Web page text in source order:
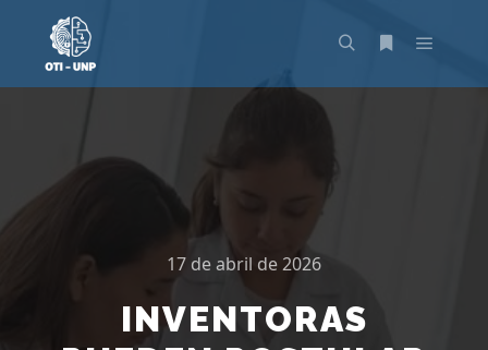
17 de abril de 2026
INVENTORAS